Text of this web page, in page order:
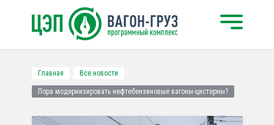
Главная Все новости
Пора модернизировать нефтебензиновые вагоны-цистерны?